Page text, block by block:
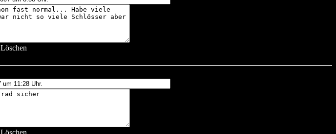
Löschen
Löschen